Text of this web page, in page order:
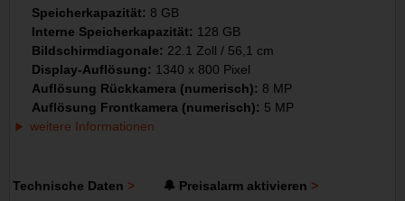
Speicherkapazität: 8 GB
Interne Speicherkapazität: 128 GB
Bildschirmdiagonale: 22.1 Zoll / 56,1 cm
Display-Auflösung: 1340 x 800 Pixel
Auflösung Rückkamera (numerisch): 8 MP
Auflösung Frontkamera (numerisch): 5 MP
weitere Informationen
Technische Daten 🔔 Preisalarm aktivieren